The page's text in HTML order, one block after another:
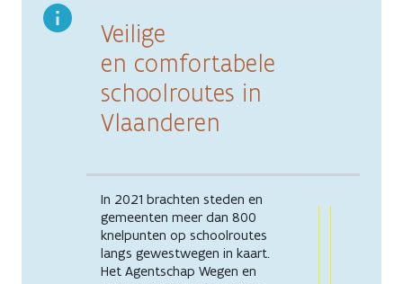
Veilige
en comfortabele
schoolroutes in
Vlaanderen
In 2021 brachten steden en
gemeenten meer dan 800
knelpunten op schoolroutes
langs gewestwegen in kaart.
Het Agentschap Wegen en